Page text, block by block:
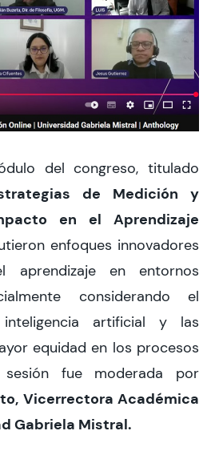
del congreso, titulado
de Medición y
en el Aprendizaje
enfoques innovadores
aprendizaje en entornos
considerando el
artificial y las
equidad en los procesos
sesión fue moderada por
Vicerrectora Académica
Gabriela Mistral.